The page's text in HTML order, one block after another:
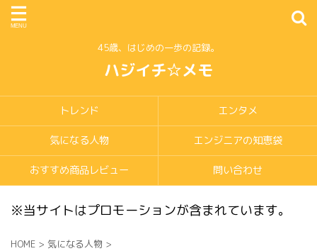
45歳、はじめの一歩の記録。
ハジイチ☆メモ
トレンド エンタメ
気になる人物 エンジニアの知恵袋
おすすめ商品レビュー 問い合わせ
※当サイトはプロモーションが含まれています。
HOME > 気になる人物 >